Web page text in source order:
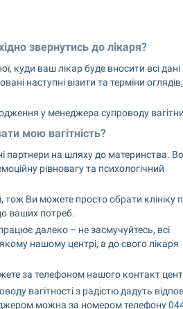
звернутись до лікаря?
куди ваш лікар буде вносити всі дані
наступні візити та терміни оглядів,
у менеджера супроводу
мою вагітність?
партнери на шляху до материнства.
рівновагу та психологічний
тож Ви можете просто обрати клініку
ваших потреб.
далеко – не засмучуйтесь, всі
нашому центрі, а до свого лікаря
за телефоном нашого контакт
вагітності з радістю дадуть
можна за номером телефону